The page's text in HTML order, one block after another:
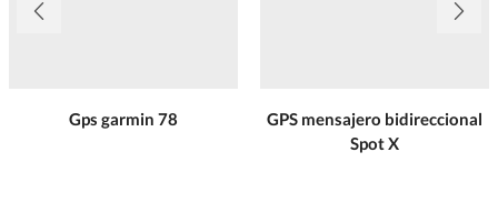
Gps garmin 78
GPS mensajero bidireccional
Spot X